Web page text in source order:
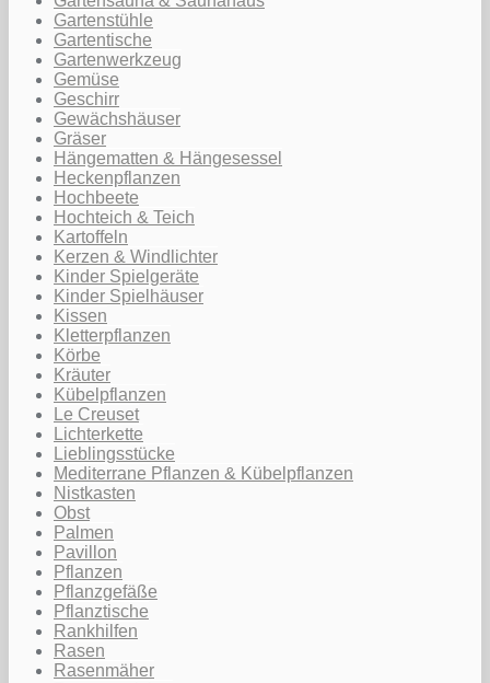
Gartenstühle
Gartentische
Gartenwerkzeug
Gemüse
Geschirr
Gewächshäuser
Gräser
Hängematten & Hängesessel
Heckenpflanzen
Hochbeete
Hochteich & Teich
Kartoffeln
Kerzen & Windlichter
Kinder Spielgeräte
Kinder Spielhäuser
Kissen
Kletterpflanzen
Körbe
Kräuter
Kübelpflanzen
Le Creuset
Lichterkette
Lieblingsstücke
Mediterrane Pflanzen & Kübelpflanzen
Nistkasten
Obst
Palmen
Pavillon
Pflanzen
Pflanzgefäße
Pflanztische
Rankhilfen
Rasen
Rasenmäher